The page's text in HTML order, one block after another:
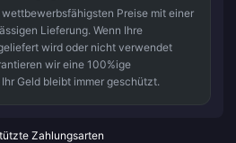
Preise mit einer
Lieferung. Wenn Ihre
wird oder nicht verwendet
wir eine 100%ige
Geld bleibt immer geschützt.
Zahlungsarten